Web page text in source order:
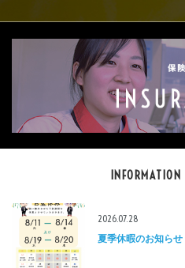
INFORMATION
2026.07.28
夏季休暇のお知らせ